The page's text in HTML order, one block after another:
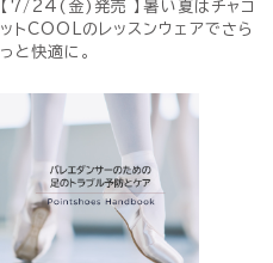
【7/24(金)発売 】暑い夏はチャコ
ットCOOLのレッスンウェアでさら
っと快適に。